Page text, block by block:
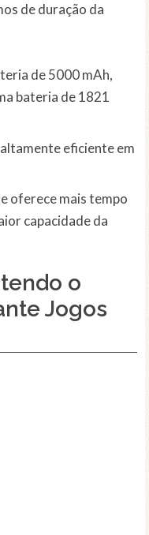
de duração da
de 5000 mAh,
bateria de 1821
eficiente em
oferece mais tempo
capacidade da
o
Jogos